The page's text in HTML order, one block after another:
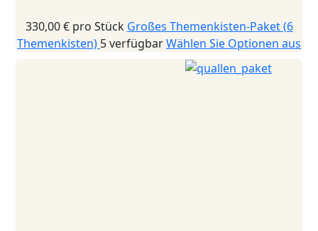
330,00 € pro Stück Großes Themenkisten-Paket (6
Themenkisten) 5 verfügbarWählen Sie Optionen aus